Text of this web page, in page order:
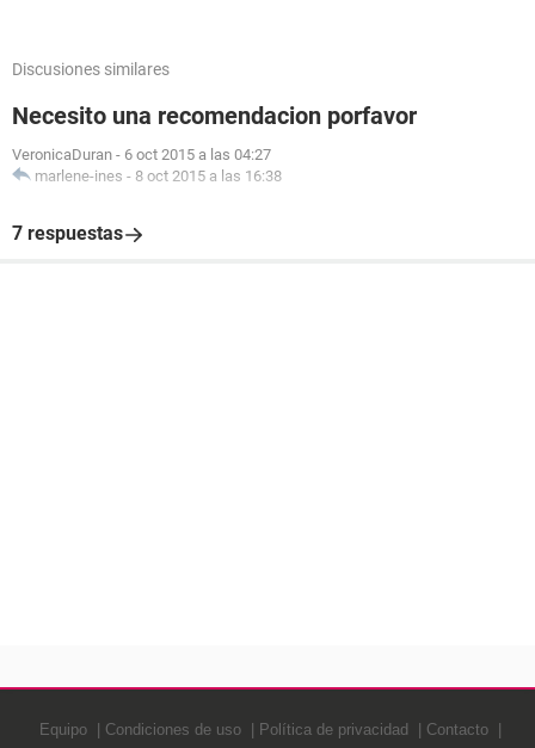
Discusiones similares
Necesito una recomendacion porfavor
VeronicaDuran - 6 oct 2015 a las 04:27
marlene-ines - 8 oct 2015 a las 16:38
7 respuestas
Equipo Condiciones de uso Política de privacidad Contacto